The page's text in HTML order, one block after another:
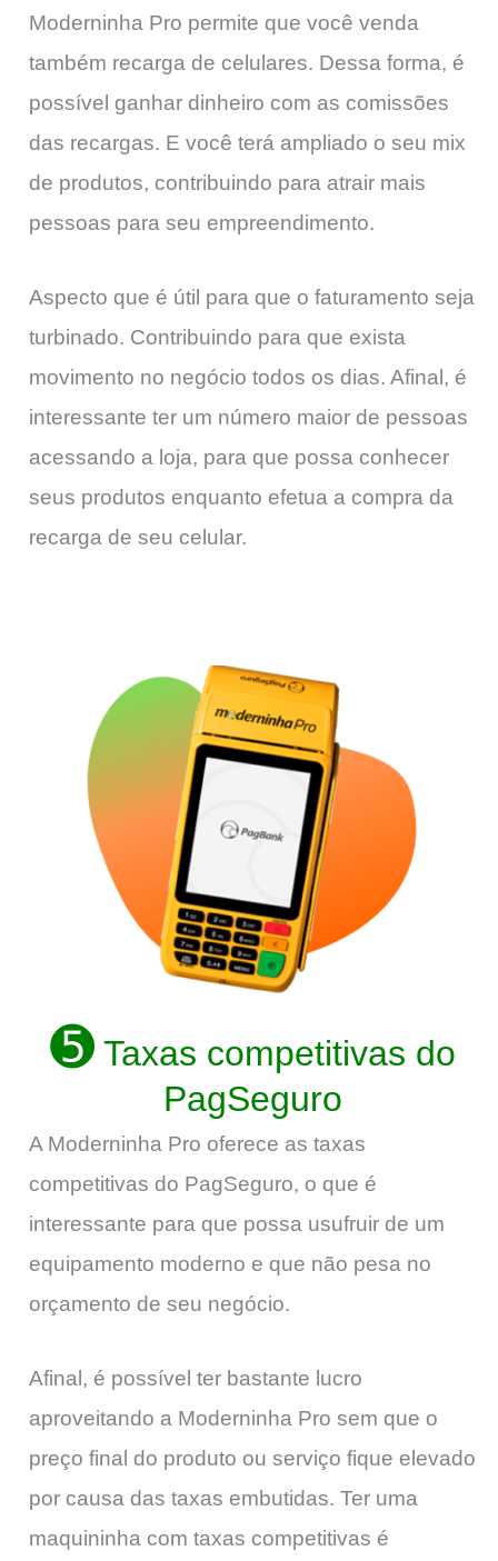
Moderninha Pro permite que você venda
também recarga de celulares. Dessa forma, é
possível ganhar dinheiro com as comissões
das recargas. E você terá ampliado o seu mix
de produtos, contribuindo para atrair mais
pessoas para seu empreendimento.
Aspecto que é útil para que o faturamento seja
turbinado. Contribuindo para que exista
movimento no negócio todos os dias. Afinal, é
interessante ter um número maior de pessoas
acessando a loja, para que possa conhecer
seus produtos enquanto efetua a compra da
recarga de seu celular.
➎Taxas competitivas do
PagSeguro
A Moderninha Pro oferece as taxas
competitivas do PagSeguro, o que é
interessante para que possa usufruir de um
equipamento moderno e que não pesa no
orçamento de seu negócio.
Afinal, é possível ter bastante lucro
aproveitando a Moderninha Pro sem que o
preço final do produto ou serviço fique elevado
por causa das taxas embutidas. Ter uma
maquininha com taxas competitivas é